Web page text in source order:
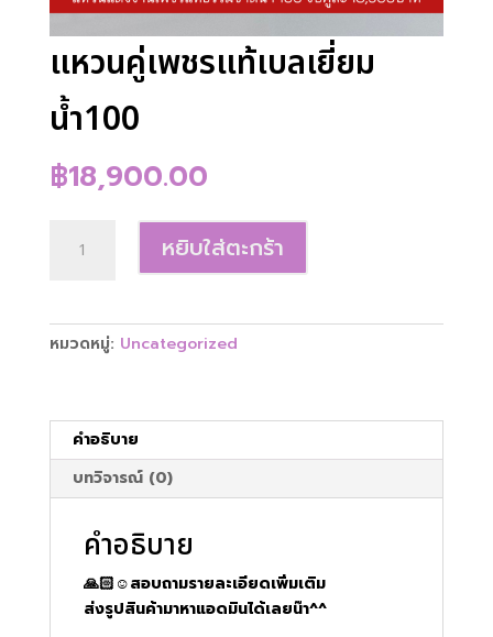
แหวนคู่เพชรแท้เบลเยี่ยม
น้ำ100
฿18,900.00
แหวน
เบลเยี่ยม
หยิบใส่ตะกร้า
หมวดหมู่: Uncategorized
คำอธิบาย
บทวิจารณ์ (0)
คำอธิบาย
🙏🏻☺️สอบถามรายละเอียดเพิ่มเติม
ส่งรูปสินค้ามาหาแอดมินได้เลยน๊า^^